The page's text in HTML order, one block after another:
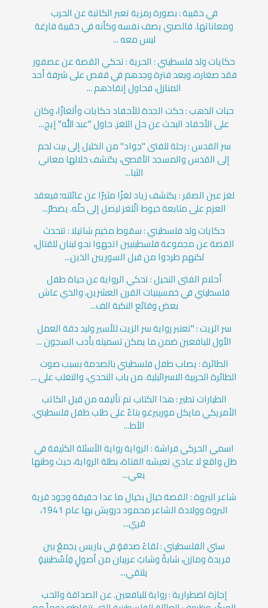
في حقيبة : بصورة رمزية تعبر الكاتبة عن الحرب
ومعاناتها. فالصبي يصف نفسه وكأنه في حقيبة فارغة
ليس معه ...
حكايات ولد فلسطيني : الحرية : تحكي القصة عن عصفور
فقد صغاره، وبعد فترة وجدهم في قفص على شرفة أحد
المنازل، فحاول إنقاذهم ...
حبات الذهب : حكت الجدة للأحفاد حكايات وألغازًا، وكان
على الأحفاد البحث عن حل اللغز. حاول "عبد الله" إيج...
سر القدس : رحلة للفتى "جواد" من الخليل إلى بيت لحم
إلى القدس والمسجد الأقصى، يكتشف خلالها معاني
الثبا...
لغز عين الصقر : يكتشف زياد لغزًا مثيرًا عن عائلته؛ فيعقد
العزم على متابعة خيوط الّلغز ليصل إلى حلّه. يضطرّ...
حكايات ولد فلسطيني : سقوط مخيم شاتيلا : تتحدث
القصة عن مجموعة فلسطينيين اتجهوا نحو لبنان للقتال،
لكنهم طردوا من قبل السوريين الذين...
أحلام الفتى النحيل : تحكي الرواية عن حياة طفل
فلسطيني في خمسينيات القرن العشرين، والذي عاش
بعض وقائع النكبة الف...
سر الزيت : "تعتبر رواية سر الزيت للأسير وليد دقة العمل
الأول لليافعين ضمن ما يمكن تسميته بأدب السجون ...
الطائرة : يصاب طفل فلسطيني بالصدمة بسبب صوت
الطائرة الحربية الاسرائيلية. من باب التحدي، والتغلب على ...
الطيارات تطير : هذا الكتاب تم تأليفه من قبل الكاتب
الأمريكي مايكل موربيرغو بناءً على طلب طفل فلسطيني.
الأط...
اسمي الحركي فراشة : الرواية رواية الأسئلة الكثيفة في
ظل واقع لا عادي تعيشه الفتاة، بطلة الرواية، حيث وطنها
يعي...
شاعر البروة : القصة خيال بخيال ما عدا حقيقة وجود قرية
البروة وولادة الشاعر محمود درويش بها عام 1941،
قري...
ستي الفلسطيني : لقاءُ صدفةٍ في باريس يجمعُ بين
فريدة ومازن، شابةٌ وشابٌ عربيان من أصولٍ فِلَسْطينيةٍ
يلتقي...
إجازة اضطرارية : رواية لليافعين. عن الصداقة والحب